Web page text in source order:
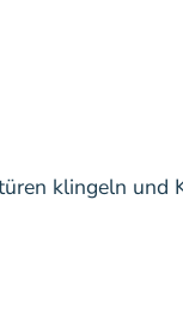
klingeln und